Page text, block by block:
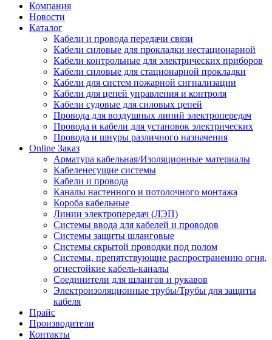
Компания
Новости
Каталог
Кабели и провода передачи связи
Кабели силовые для прокладки нестационарной
Кабели контрольные для электрических приборов
Кабели силовые для стационарной прокладки
Кабели для систем пожарной сигнализации
Кабели для цепей управления и контроля
Кабели судовые для силовых цепей
Провода для воздушных линий электропередач
Провода и кабели для установок электрических
Провода и шнуры различного назначения
Online Заказ
Арматура кабельная/Изоляционные материалы
Кабеленесущие системы
Кабели и провода
Каналы настенного и потолочного монтажа
Короба кабельные
Линии электропередач (ЛЭП)
Системы ввода для кабелей и проводов
Системы защиты шланговые
Системы скрытой проводки под полом
Системы, препятствующие распространению огня,
огнестойкие кабель-каналы
Соединители для шлангов и рукавов
Электроизоляционные трубы/Трубы для защиты
кабеля
Прайс
Производители
Контакты